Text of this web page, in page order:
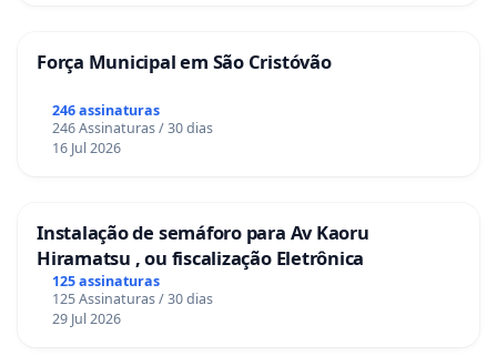
Força Municipal em São Cristóvão
246 assinaturas
246 Assinaturas / 30 dias
16 Jul 2026
Instalação de semáforo para Av Kaoru
Hiramatsu , ou fiscalização Eletrônica
125 assinaturas
125 Assinaturas / 30 dias
29 Jul 2026